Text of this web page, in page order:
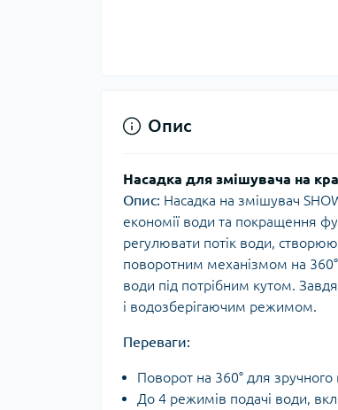
Опис
Насадка для змішувача на
Опис: Насадка на змішувач
економії води та покращення
регулювати потік води,
поворотним механізмом на
води під потрібним кутом.
і водозберігаючим режимом.
Переваги:
Поворот на 360° для зручного
До 4 режимів подачі води,